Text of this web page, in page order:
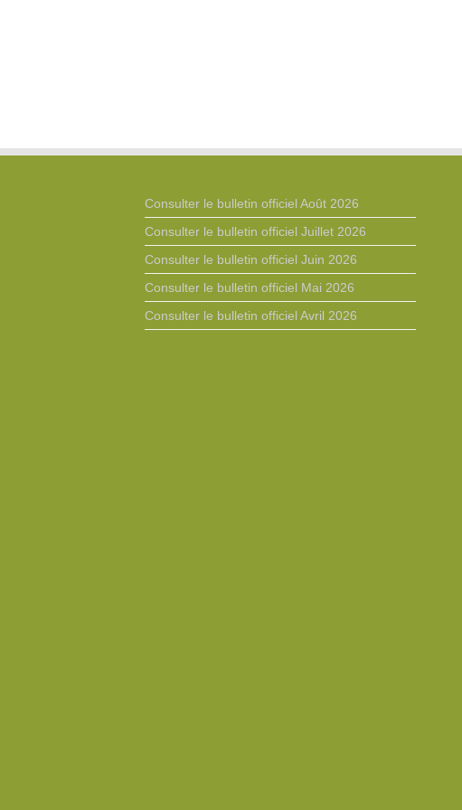
Consulter le bulletin officiel Août 2026
Consulter le bulletin officiel Juillet 2026
Consulter le bulletin officiel Juin 2026
Consulter le bulletin officiel Mai 2026
Consulter le bulletin officiel Avril 2026